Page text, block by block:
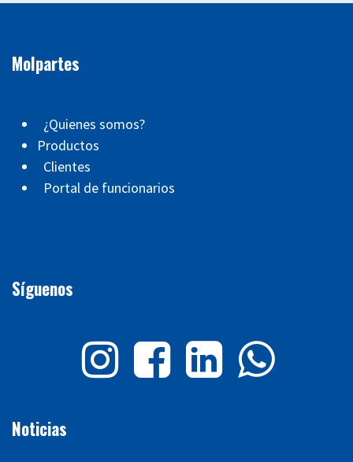
Molpartes
¿Quienes somos?
Productos
Clientes
Portal de funcionarios
Síguenos
Noticias